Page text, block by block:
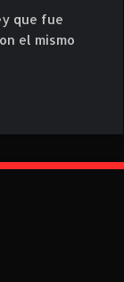
que fue
el mismo